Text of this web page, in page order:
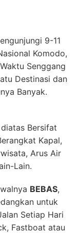
9-11
Komodo,
Senggang
Destinasi dan
Banyak.
Bersifat
Kapal,
Arus Air
Lain.
BEBAS,
untuk
Setiap Hari
Fastboat atau